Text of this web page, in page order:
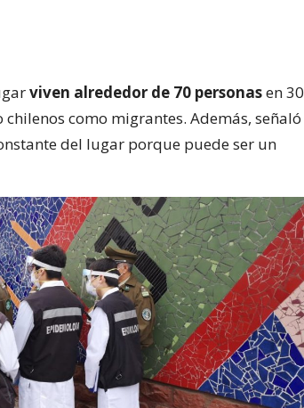
viven alrededor de 70 personasen 30
como migrantes. Además, señaló
del lugar porque puede ser un